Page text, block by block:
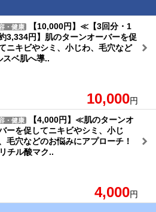
・健康
【10,000円】≪【3回分・1
3,334円】肌のターンオーバーを促
ニキビやシミ、小じわ、毛穴など
スベ肌へ導..
10,000円
・健康
【4,000円】≪肌のターンオ
ーを促してニキビやシミ、小じ
毛穴などのお悩みにアプローチ！
チル酸マク..
4,000円